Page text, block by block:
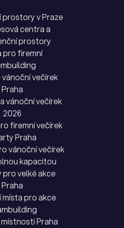
prostory v Praze
centra a
prostory
pro firemní
večírek
Praha
vánoční večírek
2026
firemní večírek
Praha
vánoční večírek
kapacitou
velké akce
Praha
místa pro akce
Praha